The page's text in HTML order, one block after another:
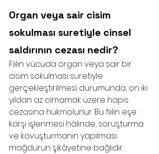
Organ veya sair cisim
sokulması suretiyle cinsel
saldırının cezası nedir?
Fiilin vücuda organ veya sair bir
cisim sokulması suretiyle
gerçekleştirilmesi durumunda, on iki
yıldan az olmamak üzere hapis
cezasına hükmolunur. Bu fiilin eşe
karşı işlenmesi hâlinde, soruşturma
ve kovuşturmanın yapılması
mağdurun şikâyetine bağlıdır.